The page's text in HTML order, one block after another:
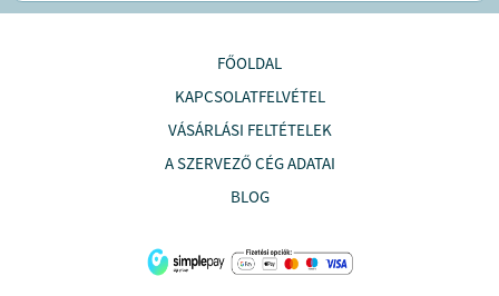
FŐOLDAL
KAPCSOLATFELVÉTEL
VÁSÁRLÁSI FELTÉTELEK
A SZERVEZŐ CÉG ADATAI
BLOG